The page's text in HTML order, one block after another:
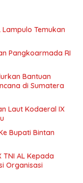
Temukan
Pangkoarmada RI
Bantuan
di Sumatera
Laut Kodaeral IX
Bupati Bintan
AL Kepada
Organisasi